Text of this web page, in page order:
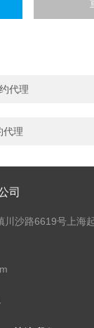
代理
代理
司
川沙路6619号上海